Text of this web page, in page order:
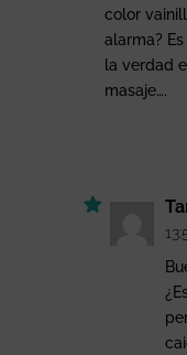
color
alarma?
la verdad
masaje….